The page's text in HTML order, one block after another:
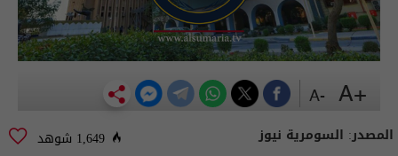
المصدر: السومرية نيوز 1,649 شوهد
+A
-A